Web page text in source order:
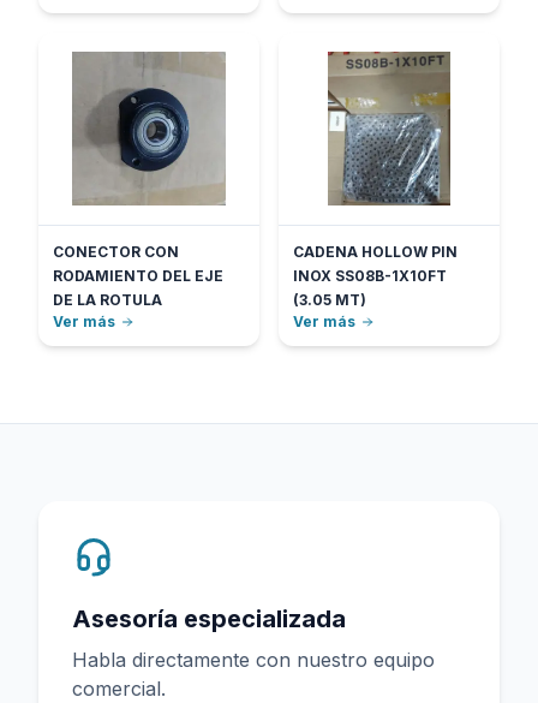
CONECTOR CON
RODAMIENTO DEL EJE
DE LA ROTULA
Ver más
CADENA HOLLOW PIN
INOX SS08B-1X10FT
(3.05 MT)
Ver más
Asesoría especializada
Habla directamente con nuestro equipo
comercial.